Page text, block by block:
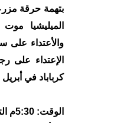
الإعتداء على
كرباباد في
الوقت: 5:30م التوقيت المحلي(2:30م بتوقيت غرينتش)